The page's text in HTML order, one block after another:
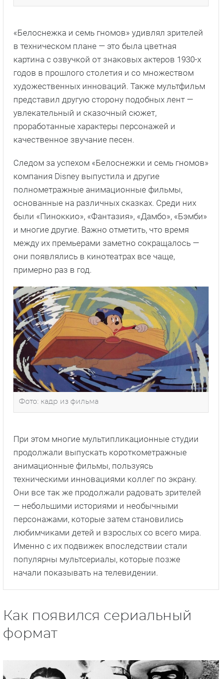
«Белоснежка и семь гномов» удивлял зрителей
в техническом плане — это была цветная
картина с озвучкой от знаковых актеров 1930-х
годов в прошлого столетия и со множеством
художественных инноваций. Также мультфильм
представил другую сторону подобных лент —
увлекательный и сказочный сюжет,
проработанные характеры персонажей и
качественное звучание песен.
Следом за успехом «Белоснежки и семь гномов»
компания Disney выпустила и другие
полнометражные анимационные фильмы,
основанные на различных сказках. Среди них
были «Пиноккио», «Фантазия», «Дамбо», «Бэмби»
и многие другие. Важно отметить, что время
между их премьерами заметно сокращалось —
они появлялись в кинотеатрах все чаще,
примерно раз в год.
Фото: кадр из фильма
При этом многие мультипликационные студии
продолжали выпускать короткометражные
анимационные фильмы, пользуясь
техническими инновациями коллег по экрану.
Они все так же продолжали радовать зрителей
— небольшими историями и необычными
персонажами, которые затем становились
любимчиками детей и взрослых со всего мира.
Именно с их подвижек впоследствии стали
популярны мультсериалы, которые позже
начали показывать на телевидении.
Как появился сериальный
формат